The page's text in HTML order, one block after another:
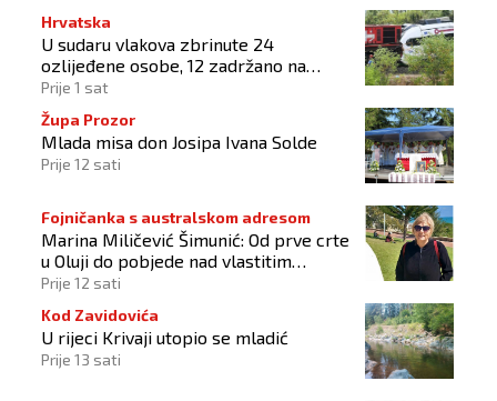
Hrvatska
U sudaru vlakova zbrinute 24
ozlijeđene osobe, 12 zadržano na
liječenju
Prije 1 sat
Župa Prozor
Mlada misa don Josipa Ivana Solde
Prije 12 sati
Fojničanka s australskom adresom
Marina Miličević Šimunić: Od prve crte
u Oluji do pobjede nad vlastitim
„olujama“
Prije 12 sati
Kod Zavidovića
U rijeci Krivaji utopio se mladić
Prije 13 sati